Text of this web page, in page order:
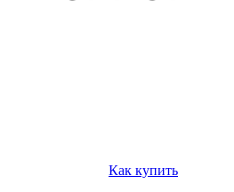
Как купить